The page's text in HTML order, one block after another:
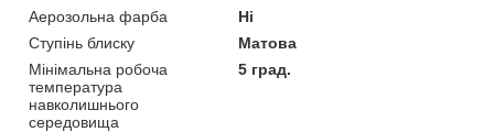
Аерозольна фарба
Ні
Ступінь блиску
Матова
Мінімальна робоча
температура
навколишнього
середовища
5 град.